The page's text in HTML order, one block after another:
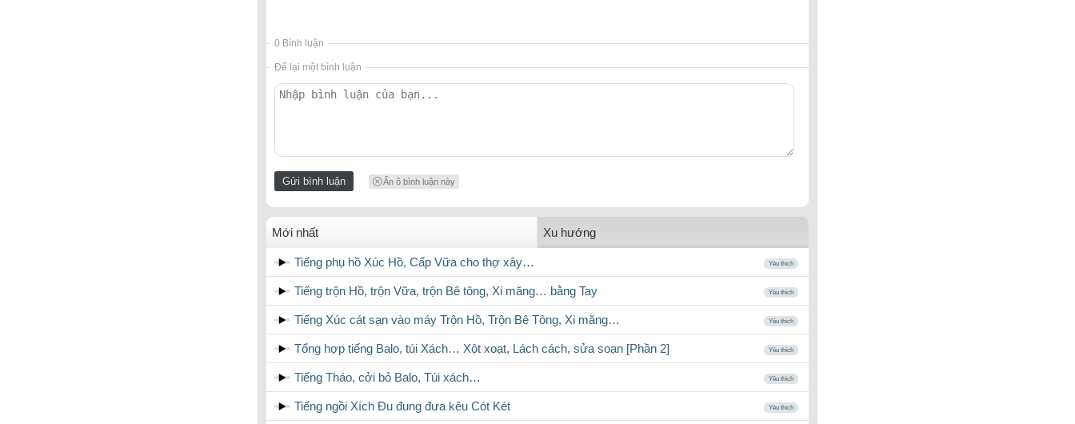
0 Bình luận
Để lại một bình luận
Ẩn ô bình luận này
Mới nhất Xu hướng
Tiếng phụ hồ Xúc Hồ, Cấp Vữa cho thợ xây… Yêu thích
Tiếng trộn Hồ, trộn Vữa, trộn Bê tông, Xi măng… bằng Tay Yêu thích
Tiếng Xúc cát sạn vào máy Trộn Hồ, Trộn Bê Tông, Xi măng… Yêu thích
Tổng hợp tiếng Balo, túi Xách… Xột xoạt, Lách cách, sửa soạn [Phần 2] Yêu thích
Tiếng Tháo, cởi bỏ Balo, Túi xách… Yêu thích
Tiếng ngồi Xích Đu đung đưa kêu Cót Két Yêu thích